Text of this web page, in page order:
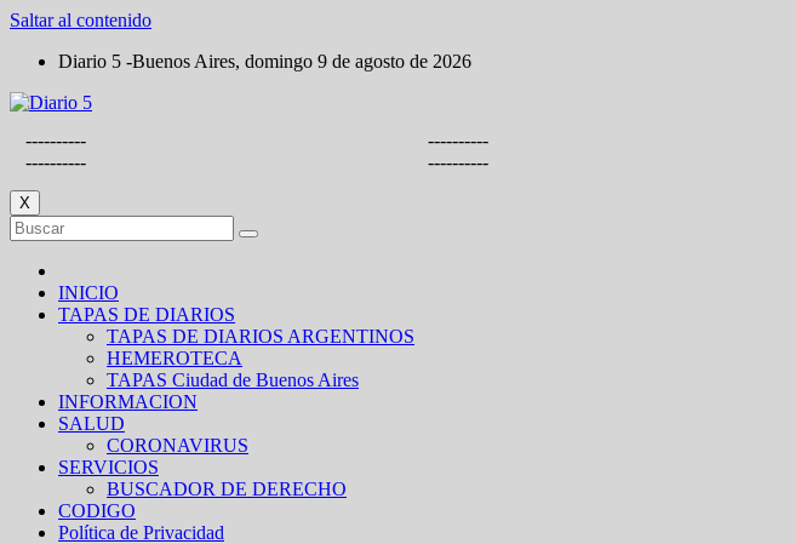
Saltar al contenido
Diario 5 -Buenos Aires, domingo 9 de agosto de 2026
----------
----------
----------
----------
X
INICIO
TAPAS DE DIARIOS
TAPAS DE DIARIOS ARGENTINOS
HEMEROTECA
TAPAS Ciudad de Buenos Aires
INFORMACION
SALUD
CORONAVIRUS
SERVICIOS
BUSCADOR DE DERECHO
CODIGO
Política de Privacidad